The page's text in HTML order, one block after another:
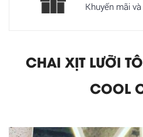
Khuyến mãi
CHAI XỊT LƯỠI
COOL